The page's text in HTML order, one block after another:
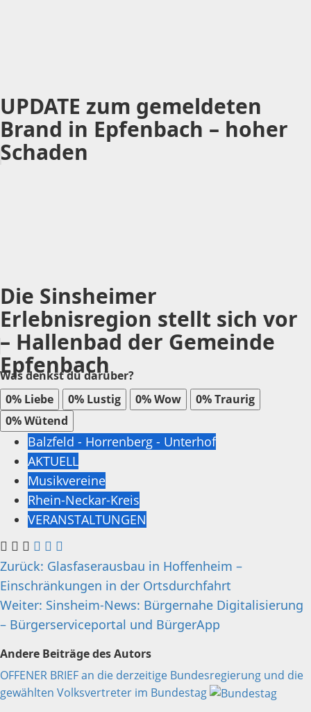
UPDATE zum gemeldeten
Brand in Epfenbach – hoher
Schaden
Die Sinsheimer
Erlebnisregion stellt sich vor
– Hallenbad der Gemeinde
Epfenbach
Was denkst du darüber?
0% Liebe 0% Lustig 0%Wow 0%Traurig
0%Wütend
Balzfeld - Horrenberg - Unterhof
AKTUELL
Musikvereine
Rhein-Neckar-Kreis
VERANSTALTUNGEN
Beitragsnavigation
Zurück: Glasfaserausbau in Hoffenheim –
Einschränkungen in der Ortsdurchfahrt
Weiter: Sinsheim-News: Bürgernahe Digitalisierung
– Bürgerserviceportal und BürgerApp
Andere Beiträge des Autors
OFFENER BRIEF an die derzeitige Bundesregierung und die
gewählten Volksvertreter im Bundestag